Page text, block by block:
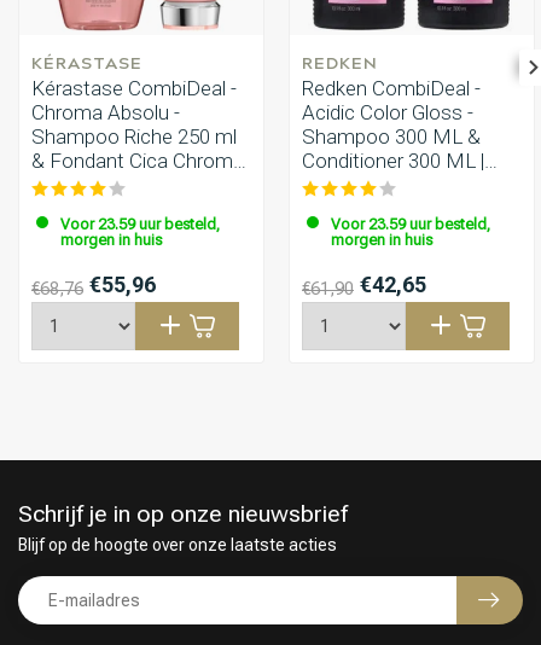
KÉRASTASE
Kérastase CombiDeal -
Chroma Absolu -
Shampoo Riche 250 ml
& Fondant Cica Chroma
200 ml
Voor 23.59 uur besteld,
morgen in huis
€68,76 €55,96
REDKEN
Redken CombiDeal -
Acidic Color Gloss -
Shampoo 300 ML &
Conditioner 300 ML |
voor gekleurd haar
Voor 23.59 uur besteld,
morgen in huis
€61,90 €42,65
Schrijf je in op onze nieuwsbrief
Blijf op de hoogte over onze laatste acties